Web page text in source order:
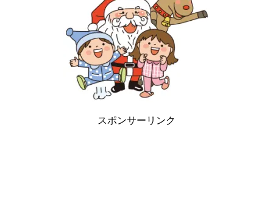
スポンサーリンク